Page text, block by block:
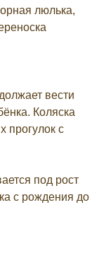
люлька,
вести
Коляска
прогулок с
под рост
с рождения до